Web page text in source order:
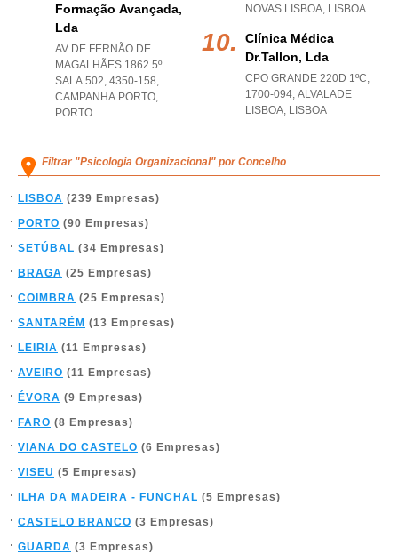
Formação Avançada,
Lda
AV DE FERNÃO DE
MAGALHÃES 1862 5º
SALA 502, 4350-158,
CAMPANHA PORTO,
PORTO
NOVAS LISBOA, LISBOA
Clínica Médica
Dr.tallon, Lda
CPO GRANDE 220D 1ºC,
1700-094, ALVALADE
LISBOA, LISBOA
Filtrar "Psicologia Organizacional" por Concelho
LISBOA (239 Empresas)
PORTO (90 Empresas)
SETÚBAL (34 Empresas)
BRAGA (25 Empresas)
COIMBRA (25 Empresas)
SANTARÉM (13 Empresas)
LEIRIA (11 Empresas)
AVEIRO (11 Empresas)
ÉVORA (9 Empresas)
FARO (8 Empresas)
VIANA DO CASTELO (6 Empresas)
VISEU (5 Empresas)
ILHA DA MADEIRA - FUNCHAL (5 Empresas)
CASTELO BRANCO (3 Empresas)
GUARDA (3 Empresas)